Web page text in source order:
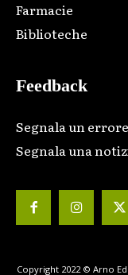
Farmacie
Biblioteche
Feedback
Segnala un errore
Segnala una
Copyright 2022 © Arno